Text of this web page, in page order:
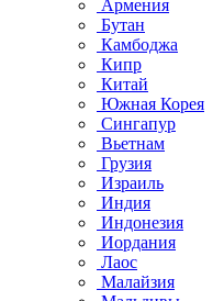
Армения
Бутан
Камбоджа
Кипр
Китай
Южная Корея
Сингапур
Вьетнам
Грузия
Израиль
Индия
Индонезия
Иордания
Лаос
Малайзия